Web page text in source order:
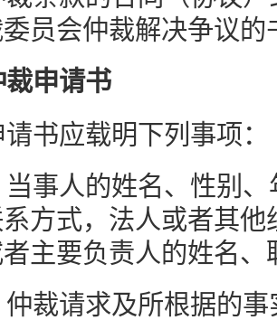
员会仲裁解决争议
裁申请书
书应载明下列事项：
当事人的姓名、性别
方式，法人或者其
主要负责人的姓名、
仲裁请求及所根据的